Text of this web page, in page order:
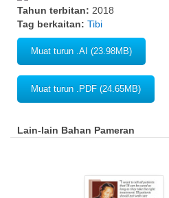
Tahun terbitan: 2018
Tag berkaitan: Tibi
Muat turun .AI (23.98MB)
Muat turun .PDF (24.65MB)
Lain-lain Bahan Pameran